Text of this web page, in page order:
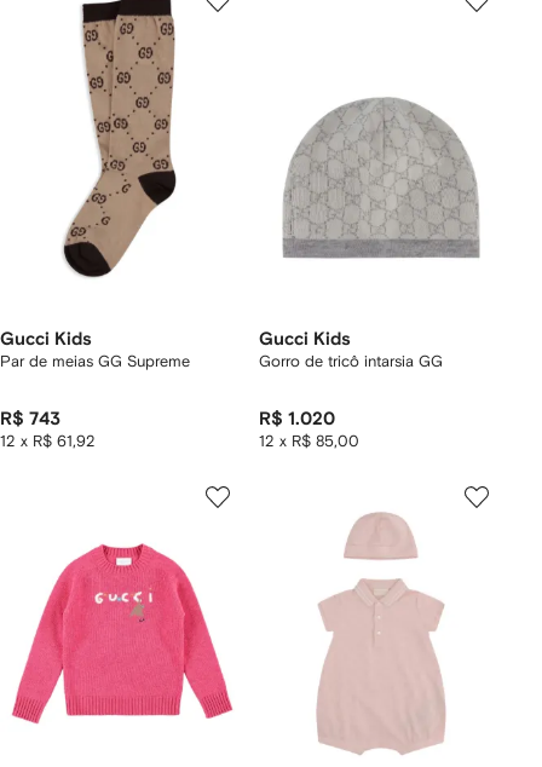
Gucci Kids
Par de meias GG Supreme
R$ 743
12 x R$ 61,92
Gucci Kids
Gorro de tricô intarsia GG
R$ 1.020
12 x R$ 85,00